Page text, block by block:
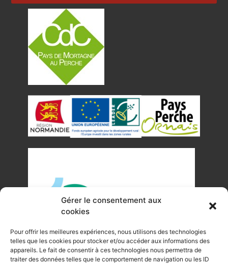
Gérer le consentement aux
cookies
Pour offrir les meilleures expériences, nous utilisons des technologies
telles que les cookies pour stocker et/ou accéder aux informations des
appareils. Le fait de consentir à ces technologies nous permettra de
traiter des données telles que le comportement de navigation ou les ID